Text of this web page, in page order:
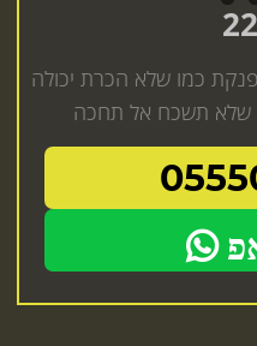
בת 23 שלנו מפנקת כמו שלא הכרת יכולה
שלא תשכח אל תחכה